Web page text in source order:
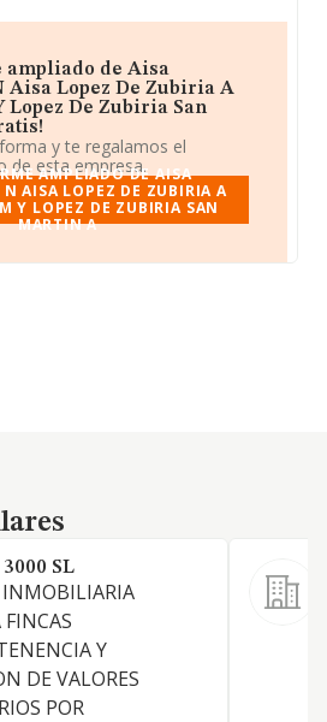
ampliado de Aisa
Aisa Lopez De Zubiria A
Lopez De Zubiria San
y te regalamos el
de esta empresa.
AMPLIADO DE AISA
AISA LOPEZ DE ZUBIRIA A
Y LOPEZ DE ZUBIRIA SAN
MARTIN A
SL
Y
DE VALORES
POR